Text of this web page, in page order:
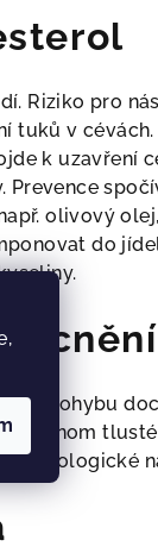
Riziko pro
tuků v
k uzavření
olivový
do
pohybu
karcinom